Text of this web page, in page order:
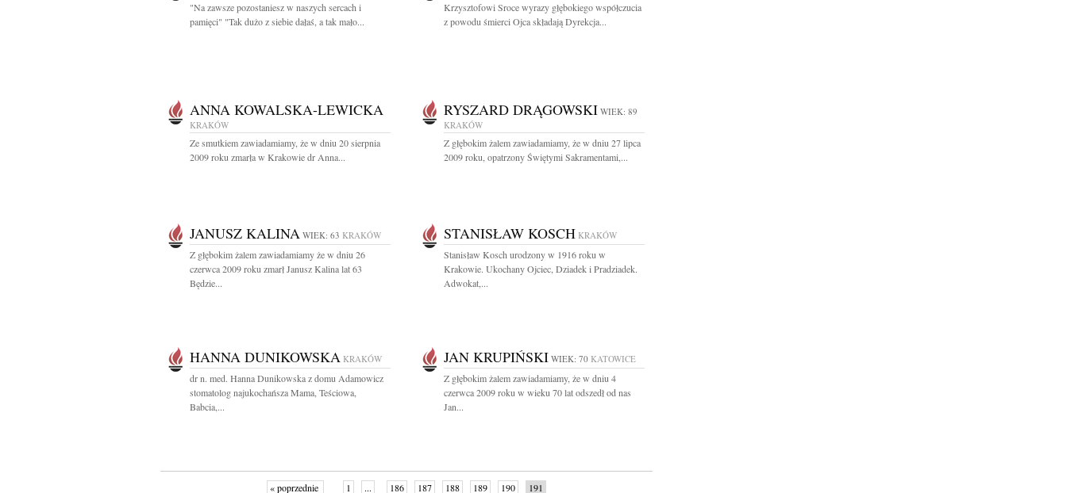
"Na zawsze pozostaniesz w naszych sercach i
pamięci" "Tak dużo z siebie dałaś, a tak mało...
Krzysztofowi Sroce wyrazy głębokiego współczucia
z powodu śmierci Ojca składają Dyrekcja...
ANNA KOWALSKA-LEWICKA
KRAKÓW
Ze smutkiem zawiadamiamy, że w dniu 20 sierpnia
2009 roku zmarła w Krakowie dr Anna...
RYSZARD DRĄGOWSKI WIEK: 89
KRAKÓW
Z głębokim żalem zawiadamiamy, że w dniu 27 lipca
2009 roku, opatrzony Świętymi Sakramentami,...
JANUSZ KALINA WIEK: 63 KRAKÓW
Z głębokim żalem zawiadamiamy że w dniu 26
czerwca 2009 roku zmarł Janusz Kalina lat 63
Będzie...
STANISŁAW KOSCH KRAKÓW
Stanisław Kosch urodzony w 1916 roku w
Krakowie. Ukochany Ojciec, Dziadek i Pradziadek.
Adwokat,...
HANNA DUNIKOWSKA KRAKÓW
dr n. med. Hanna Dunikowska z domu Adamowicz
stomatolog najukochańsza Mama, Teściowa,
Babcia,...
JAN KRUPIŃSKI WIEK: 70 KATOWICE
Z głębokim żalem zawiadamiamy, że w dniu 4
czerwca 2009 roku w wieku 70 lat odszedł od nas
Jan...
« poprzednie 1 ... 186 187 188 189 190 191